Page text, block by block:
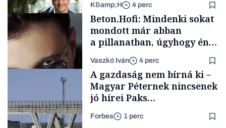
Családi
vállalkozások
TÁMOGATÓI
K&amp;H 4 perc
Forbes-sztori
Beton.Hofi: Mindenki sokat
mondott már abban
a pillanatban, úgyhogy én
a legsarkosabb
gondolataimat akartam
kimondani
Vaszkó Iván 4 perc
A gazdaság nem bírná ki –
Magyar Péternek nincsenek
jó hírei Paks
újraindításáról
Forbes 1 perc